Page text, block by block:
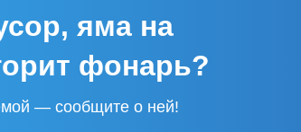
яма на
фонарь?
— сообщите о ней!